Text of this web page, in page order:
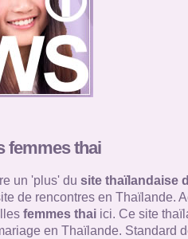
femmes thai
un 'plus' du site thaïlandaise
de rencontres en Thaïlande.
femmes thaiici. Ce site
en Thaïlande. Standard